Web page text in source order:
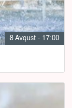
8 Avqust - 17:00